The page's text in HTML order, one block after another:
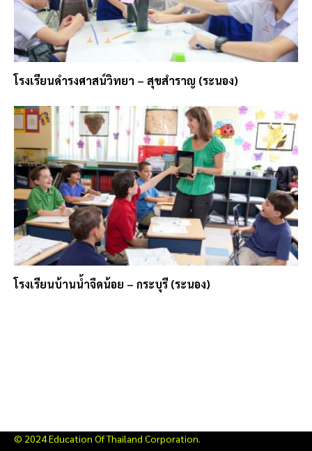
โรงเรียนดำรงศาสน์วิทยา – สุขสำราญ (ระนอง)
โรงเรียนบ้านน้ำจืดน้อย – กระบุรี (ระนอง)
© 2024 Education Of Thailand Corporation.